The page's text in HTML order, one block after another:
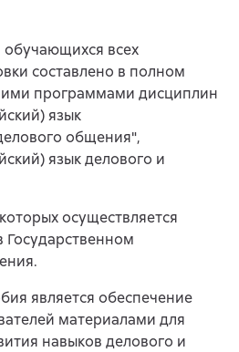
всех
составлено в полном
программами дисциплин
язык
общения",
язык делового и
осуществляется
Государственном
является обеспечение
материалами для
навыков делового и